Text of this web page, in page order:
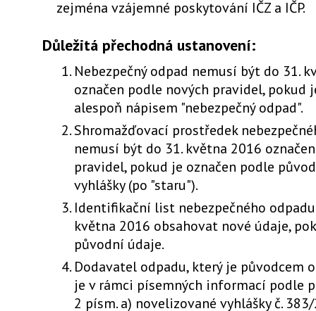
zejména vzájemné poskytování IČZ a IČP.
Důležitá přechodná ustanovení:
Nebezpečný odpad nemusí být do 31.
označen podle nových pravidel, pokud
alespoň nápisem "nebezpečný odpad".
Shromažďovací prostředek
nemusí být do 31. května 2016
pravidel, pokud je označen podle
vyhlášky (po "staru").
Identifikační list nebezpečného
května 2016 obsahovat nové údaje,
původní údaje.
Dodavatel odpadu, který je původcem
je v rámci písemných informací podle
2 písm. a) novelizované vyhlášky č.